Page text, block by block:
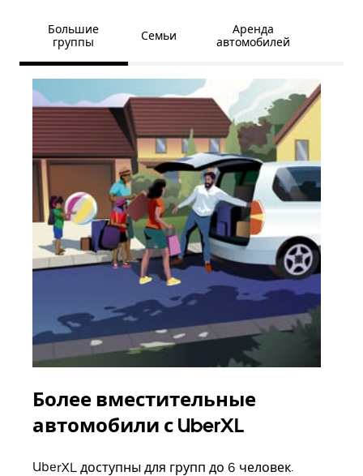
Большие
группы
Семьи
Аренда
автомобилей
Более вместительные
автомобили с UberXL
UberXL доступны для групп до 6 человек.